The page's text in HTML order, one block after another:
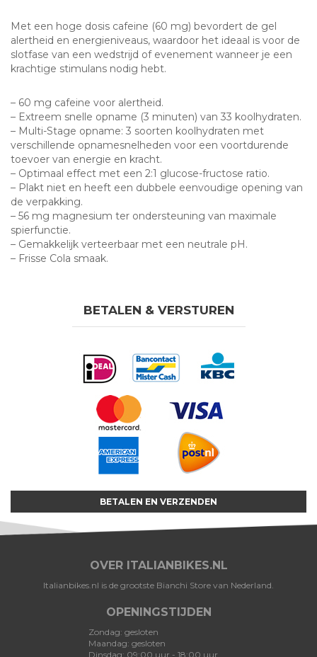
Met een hoge dosis cafeine (60 mg) bevordert de gel
alertheid en energieniveaus, waardoor het ideaal is voor de
slotfase van een wedstrijd of evenement wanneer je een
krachtige stimulans nodig hebt.
– 60 mg cafeine voor alertheid.
– Extreem snelle opname (3 minuten) van 33 koolhydraten.
– Multi-Stage opname: 3 soorten koolhydraten met
verschillende opnamesnelheden voor een voortdurende
toevoer van energie en kracht.
– Optimaal effect met een 2:1 glucose-fructose ratio.
– Plakt niet en heeft een dubbele eenvoudige opening van
de verpakking.
– 56 mg magnesium ter ondersteuning van maximale
spierfunctie.
– Gemakkelijk verteerbaar met een neutrale pH.
– Frisse Cola smaak.
BETALEN & VERSTUREN
BETALEN EN VERZENDEN
OVER ITALIANBIKES.NL
Italianbikes.nl is de grootste Bianchi Store van Nederland.
OPENINGSTIJDEN
Zondag: gesloten
Maandag: gesloten
Dinsdag: 09:00 uur - 18:00 uur